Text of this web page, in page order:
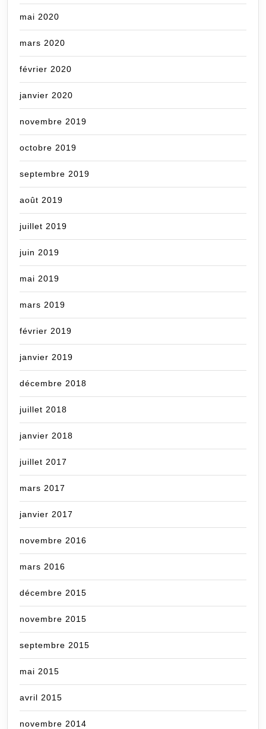
mai 2020
mars 2020
février 2020
janvier 2020
novembre 2019
octobre 2019
septembre 2019
août 2019
juillet 2019
juin 2019
mai 2019
mars 2019
février 2019
janvier 2019
décembre 2018
juillet 2018
janvier 2018
juillet 2017
mars 2017
janvier 2017
novembre 2016
mars 2016
décembre 2015
novembre 2015
septembre 2015
mai 2015
avril 2015
novembre 2014